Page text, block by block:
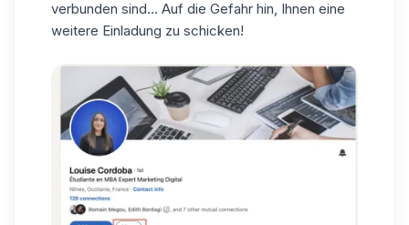
verbunden sind... Auf die Gefahr hin, Ihnen eine
weitere Einladung zu schicken!